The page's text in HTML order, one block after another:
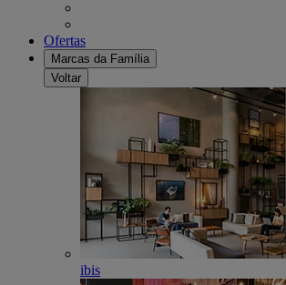
Ofertas
Marcas da Família
Voltar
ibis